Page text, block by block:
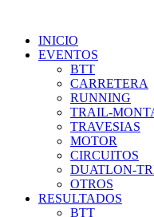
INICIO
EVENTOS
BTT
CARRETERA
RUNNING
TRAIL-
TRAVESIAS
MOTOR
CIRCUITOS
DUATLON-
OTROS
RESULTADOS
BTT